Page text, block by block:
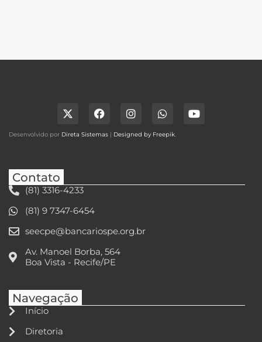
Desenvolvido por Direta Sistemas | Designed by Freepik.
Contato
(81) 3316-4233
(81) 9 7347-6454
seecpe@bancariospe.org.br
Av. Manoel Borba, 564
Boa Vista - Recife/PE
Navegação
Início
Diretoria